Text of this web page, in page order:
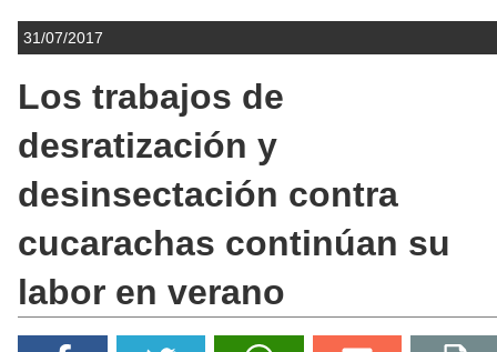
31/07/2017
Los trabajos de
desratización y
desinsectación contra
cucarachas continúan su
labor en verano